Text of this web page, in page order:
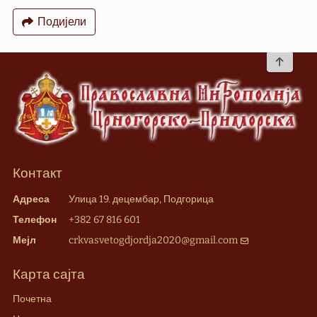
Подијели
Контакт
Адреса
Улица 19. децембар, Подгорица
Телефон
+382 67 816 601
Мејл
crkvasvetogdjordja2020@gmail.com
Карта сајта
Почетна
To top